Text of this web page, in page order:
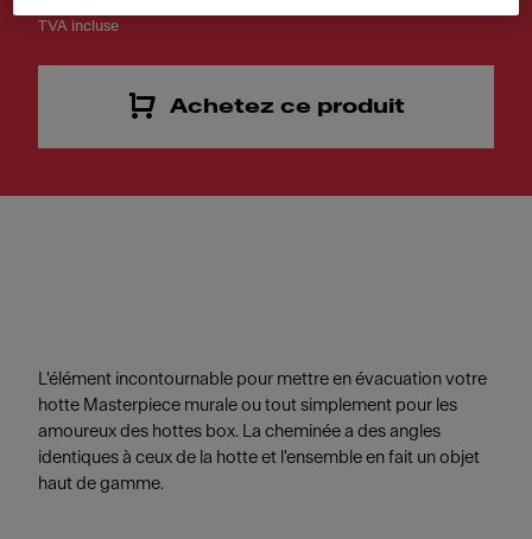
TVA incluse
Achetez ce produit
L'élément incontournable pour mettre en évacuation votre
hotte Masterpiece murale ou tout simplement pour les
amoureux des hottes box. La cheminée a des angles
identiques à ceux de la hotte et l'ensemble en fait un objet
haut de gamme.